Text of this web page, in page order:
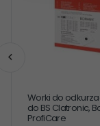
Worki do
do BS Clatronic,
ProfiCare